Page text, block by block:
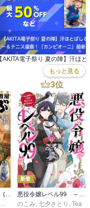
もっと見る
異世界居酒屋「のぶ」(22)
,転
3位
新着
悪役令嬢レベル99 ～私は裏ボスですが魔王ではありません～ その６
のこみ, 七夕さとり , Tea